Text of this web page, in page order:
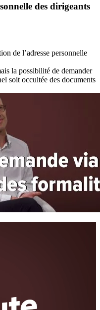
des dirigeants
de l’adresse personnelle
la possibilité de demander
soit occultée des documents